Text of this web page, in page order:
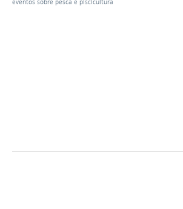
eventos sobre pesca e piscicultura